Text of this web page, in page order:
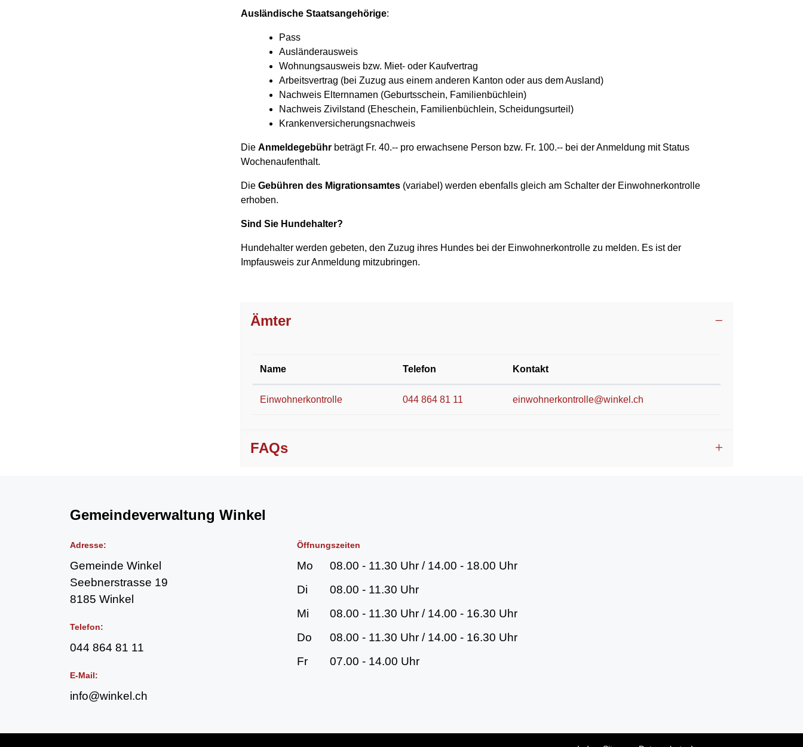
Ausländische Staatsangehörige:
Pass
Ausländerausweis
Wohnungsausweis bzw. Miet- oder Kaufvertrag
Arbeitsvertrag (bei Zuzug aus einem anderen Kanton oder aus dem Ausland)
Nachweis Elternnamen (Geburtsschein, Familienbüchlein)
Nachweis Zivilstand (Eheschein, Familienbüchlein, Scheidungsurteil)
Krankenversicherungsnachweis
Die Anmeldegebühr beträgt Fr. 40.-- pro erwachsene Person bzw. Fr. 100.-- bei der Anmeldung mit Status
Wochenaufenthalt.
Die Gebühren des Migrationsamtes (variabel) werden ebenfalls gleich am Schalter der Einwohnerkontrolle
erhoben.
Sind Sie Hundehalter?
Hundehalter werden gebeten, den Zuzug ihres Hundes bei der Einwohnerkontrolle zu melden. Es ist der
Impfausweis zur Anmeldung mitzubringen.
Ämter
Name Telefon Kontakt
Einwohnerkontrolle 044 864 81 11 einwohnerkontrolle@winkel.ch
FAQs
Adresse:
Gemeinde Winkel
Seebnerstrasse 19
8185 Winkel
Telefon:
044 864 81 11
E-Mail:
info@winkel.ch
Öffnungszeiten
Mo
08.00 - 11.30 Uhr / 14.00 - 18.00 Uhr
Di
08.00 - 11.30 Uhr
Mi
08.00 - 11.30 Uhr / 14.00 - 16.30 Uhr
Do
08.00 - 11.30 Uhr / 14.00 - 16.30 Uhr
Fr
07.00 - 14.00 Uhr